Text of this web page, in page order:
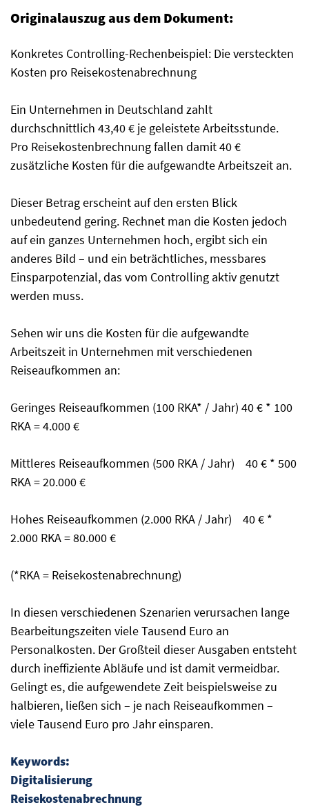
Originalauszug aus dem Dokument:
Konkretes Controlling-Rechenbeispiel: Die versteckten
Kosten pro Reisekostenabrechnung
Ein Unternehmen in Deutschland zahlt
durchschnittlich 43,40 € je geleistete Arbeitsstunde.
Pro Reisekostenbrechnung fallen damit 40 €
zusätzliche Kosten für die aufgewandte Arbeitszeit an.
Dieser Betrag erscheint auf den ersten Blick
unbedeutend gering. Rechnet man die Kosten jedoch
auf ein ganzes Unternehmen hoch, ergibt sich ein
anderes Bild – und ein beträchtliches, messbares
Einsparpotenzial, das vom Controlling aktiv genutzt
werden muss.
Sehen wir uns die Kosten für die aufgewandte
Arbeitszeit in Unternehmen mit verschiedenen
Reiseaufkommen an:
Geringes Reiseaufkommen (100 RKA* / Jahr) 40 € * 100
RKA = 4.000 €
Mittleres Reiseaufkommen (500 RKA / Jahr) 40 € * 500
RKA = 20.000 €
Hohes Reiseaufkommen (2.000 RKA / Jahr) 40 € *
2.000 RKA = 80.000 €
(*RKA = Reisekostenabrechnung)
In diesen verschiedenen Szenarien verursachen lange
Bearbeitungszeiten viele Tausend Euro an
Personalkosten. Der Großteil dieser Ausgaben entsteht
durch ineffiziente Abläufe und ist damit vermeidbar.
Gelingt es, die aufgewendete Zeit beispielsweise zu
halbieren, ließen sich – je nach Reiseaufkommen –
viele Tausend Euro pro Jahr einsparen.
Keywords:
Digitalisierung
Reisekostenabrechnung